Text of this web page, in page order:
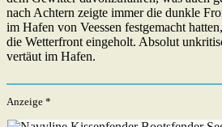
nach Achtern zeigte immer die dunkle
im Hafen von Veessen festgemacht
die Wetterfront eingeholt. Absolut
vertäut im Hafen.
Anzeige *